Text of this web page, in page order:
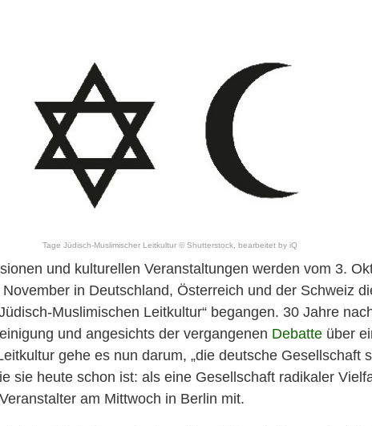
Tage Jüdisch-Muslimischer Leitkultur © Shutterstock, bearbeitet by iQ
und kulturellen Veranstaltungen werden vom 3.
November in Deutschland, Österreich und der Schweiz
Muslimischen Leitkultur“ begangen. 30 Jahre
und angesichts der vergangenen Debatte über
gehe es nun darum, „die deutsche Gesellschaft
sie heute schon ist: als eine Gesellschaft radikaler
am Mittwoch in Berlin mit.